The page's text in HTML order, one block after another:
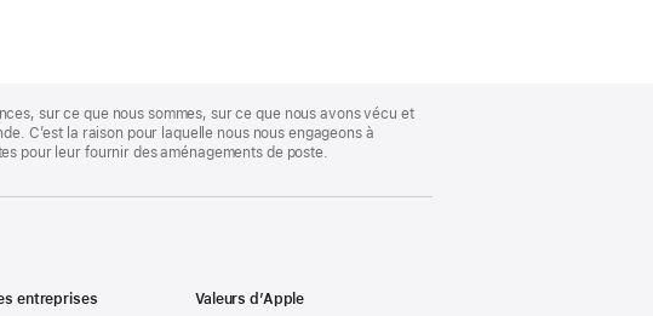
sur ce que nous sommes, sur ce que nous avons vécu et
C’est la raison pour laquelle nous nous engageons à
pour leur fournir des aménagements de poste.
entreprises
Valeurs d’Apple